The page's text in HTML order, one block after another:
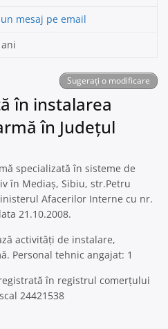
mesaj pe email
Sugerați o modificare
în instalarea
în Județul
specializată în sisteme de
în Mediaş, Sibiu, str.Petru
Afacerilor Interne cu nr.
21.10.2008.
activități de instalare,
Personal tehnic angajat: 1
în registrul comerțului
24421538